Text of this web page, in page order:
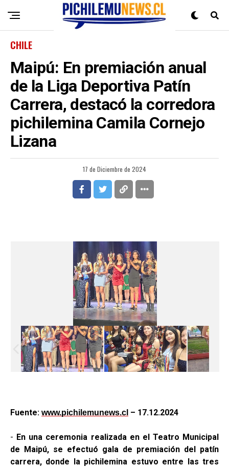
CHILE
Maipú: En premiación anual
de la Liga Deportiva Patín
Carrera, destacó la corredora
pichilemina Camila Cornejo
Lizana
17 de Diciembre de 2024
Fuente: www.pichilemunews.cl – 17.12.2024
- En una ceremonia realizada en el Teatro Municipal
de Maipú, se efectuó gala de premiación del patín
carrera, donde la pichilemina estuvo entre las tres